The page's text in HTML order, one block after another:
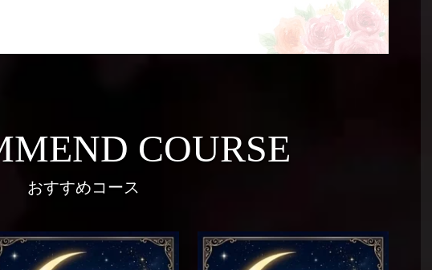
COURSE
おすすめコース